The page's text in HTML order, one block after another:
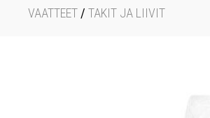
VAATTEET / TAKIT JA LIIVIT